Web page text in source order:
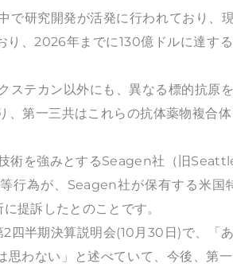
研究開発が活発に行われており、
、2026年までに130億ドルに達す
テカン以外にも、異なる標的抗原
、第一三共はこれらの抗体薬物複合
術を強みとするSeagen社（旧
行為が、Seagen社が保有する米国
提訴したとのことです。
半期決算説明会(10月30日)で、「
思わない」と述べていて、今後、第